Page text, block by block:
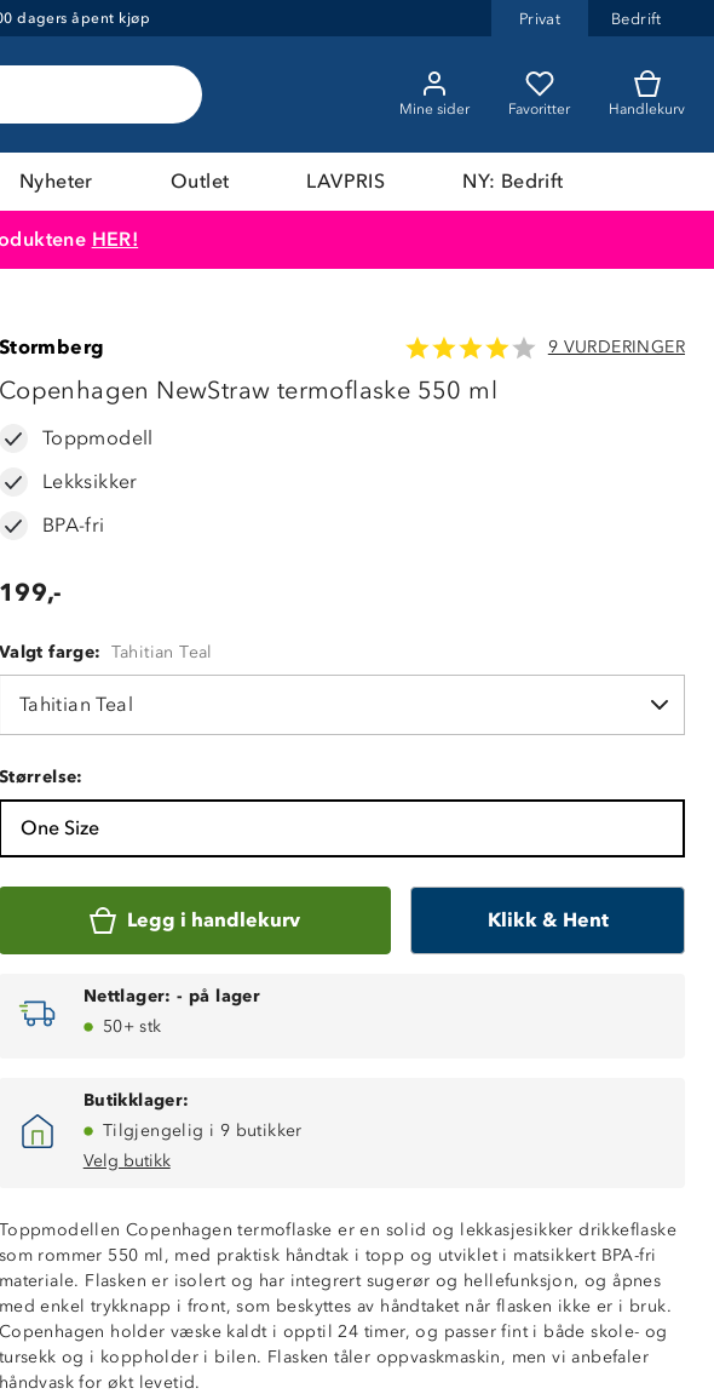
dagers åpent kjøp Privat Bedrift
Mine sider Favoritter Handlekurv
Nyheter Outlet LAVPRIS NY: Bedrift
HER!
Stormberg 9 VURDERINGER
Copenhagen NewStraw termoflaske 550 ml
Toppmodell
Lekksikker
BPA-fri
199,-
Valgt farge: Tahitian Teal
Tahitian Teal
Størrelse:
One Size
Legg i handlekurv Klikk & Hent
Nettlager: - på lager
50+ stk
Butikklager:
Tilgjengelig i 9 butikker
Velg butikk
Toppmodellen Copenhagen termoflaske er en solid og lekkasjesikker drikkeflaske
som rommer 550 ml, med praktisk håndtak i topp og utviklet i matsikkert BPA-fri
materiale. Flasken er isolert og har integrert sugerør og hellefunksjon, og åpnes
med enkel trykknapp i front, som beskyttes av håndtaket når flasken ikke er i bruk.
Copenhagen holder væske kaldt i opptil 24 timer, og passer fint i både skole- og
tursekk og i koppholder i bilen. Flasken tåler oppvaskmaskin, men vi anbefaler
håndvask for økt levetid.
Toppmodell